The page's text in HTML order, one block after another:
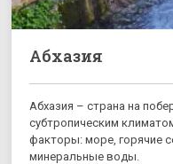
Абхазия
Абхазия – страна на
субтропическим
факторы: море, горячие
минеральные воды.